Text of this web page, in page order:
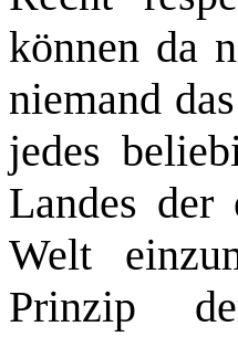
können da
niemand
jedes
Landes der
Welt
Prinzip